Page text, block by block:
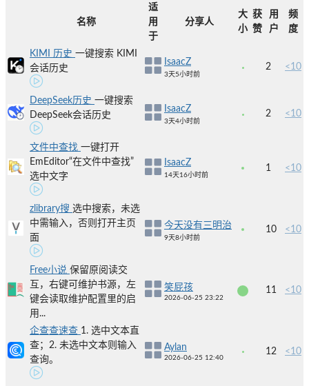
名称
适
用
于
分享人
大
小
获
赞
用
户
频
度
KIMI 历史 一键搜索 KIMI
会话历史
IsaacZ
3天5小时前
2 <10
DeepSeek历史 一键搜索
DeepSeek会话历史
IsaacZ
3天4小时前
2 <10
文件中查找 一键打开
EmEditor“在文件中查找”
选中文字
IsaacZ
14天16小时前
1 <10
zlibrary搜 选中搜索，未选
中需输入，否则打开主页
面
今天没有三明治
9天8小时前
10 <10
Free小说 保留原阅读交
互，右键可维护书源，左
键会读取维护配置里的启
用...
笑屁孩
2026-06-25 23:22
11 <10
企查查速查 1. 选中文本直
查；2. 未选中文本则输入
查询。
Aylan
2026-06-25 12:40
12 <10